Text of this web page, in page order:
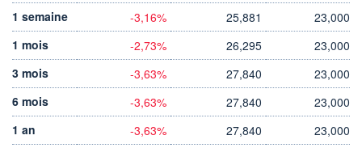
1 semaine
-3,16% 25,881
23,000
1 mois
-2,73% 26,295
23,000
3 mois
-3,63% 27,840
23,000
6 mois
-3,63% 27,840
23,000
1 an
-3,63% 27,840
23,000